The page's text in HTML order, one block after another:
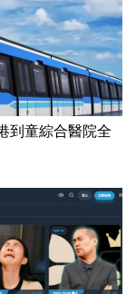
到童綜合醫院全